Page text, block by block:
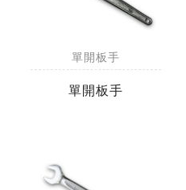
單開板手
單開板手